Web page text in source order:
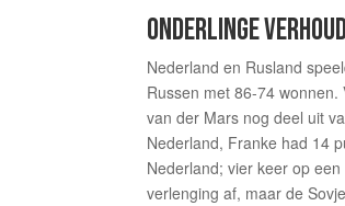
ONDERLINGE
Nederland en Rusland
Russen met 86-74
van der Mars nog deel uit
Nederland, Franke had 14
Nederland; vier keer op
verlenging af, maar de